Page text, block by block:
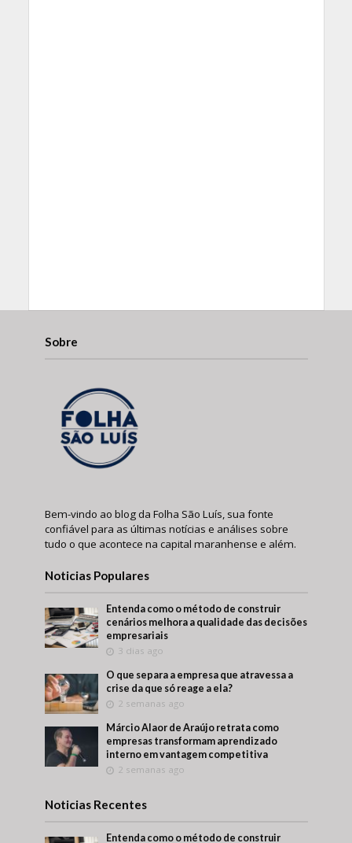
Sobre
Bem-vindo ao blog da Folha São Luís, sua fonte
confiável para as últimas notícias e análises sobre
tudo o que acontece na capital maranhense e além.
Noticias Populares
Entenda como o método de construir
cenários melhora a qualidade das decisões
empresariais
3 dias ago
O que separa a empresa que atravessa a
crise da que só reage a ela?
2 semanas ago
Márcio Alaor de Araújo retrata como
empresas transformam aprendizado
interno em vantagem competitiva
2 semanas ago
Noticias Recentes
Entenda como o método de construir